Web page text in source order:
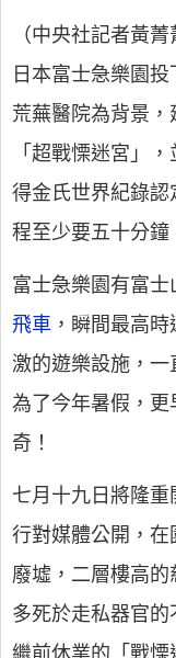
（中央社記者黃
日本富士急樂園
荒蕪醫院為背景
「超戰慄迷宮」
得金氏世界紀錄
程至少要五十分鐘
富士急樂園有富
飛車 ，瞬間最高
激的遊樂設施，一
為了今年暑假，
奇！
七月十九日將隆
行對媒體公開，
廢墟，二層樓高
多死於走私器官
繼前休業的「戰慄